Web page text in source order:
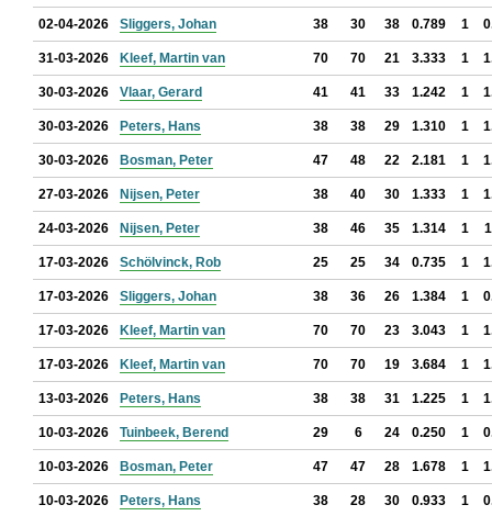
02-04-2026 Sliggers, Johan 38 30 38 0.789 1
31-03-2026 Kleef, Martin van 70 70 21 3.333 1
30-03-2026 Vlaar, Gerard 41 41 33 1.242 1
30-03-2026 Peters, Hans 38 38 29 1.310 1
30-03-2026 Bosman, Peter 47 48 22 2.181 1
27-03-2026 Nijsen, Peter 38 40 30 1.333 1
24-03-2026 Nijsen, Peter 38 46 35 1.314 1
17-03-2026 Schölvinck, Rob 25 25 34 0.735 1
17-03-2026 Sliggers, Johan 38 36 26 1.384 1
17-03-2026 Kleef, Martin van 70 70 23 3.043 1
17-03-2026 Kleef, Martin van 70 70 19 3.684 1
13-03-2026 Peters, Hans 38 38 31 1.225 1
10-03-2026 Tuinbeek, Berend 29 6 24 0.250 1
10-03-2026 Bosman, Peter 47 47 28 1.678 1
10-03-2026 Peters, Hans 38 28 30 0.933 1